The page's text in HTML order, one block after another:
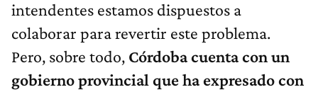
intendentes estamos dispuestos a
colaborar para revertir este problema.
Pero, sobre todo, Córdoba cuenta con un
gobierno provincial que ha expresado con